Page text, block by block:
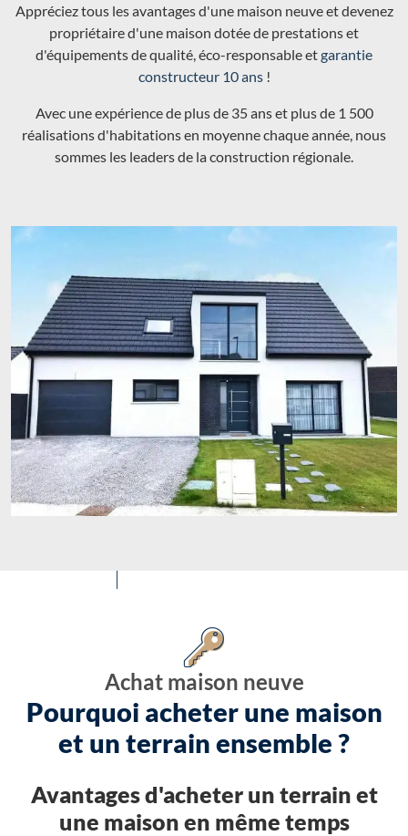
Appréciez tous les avantages d'une maison neuve et devenez
propriétaire d'une maison dotée de prestations et
d'équipements de qualité, éco-responsable etgarantie
constructeur 10 ans!
Avec une expérience de plus de 35 ans et plus de 1 500
réalisations d'habitations en moyenne chaque année, nous
sommes les leaders de la construction régionale.
Achat maison neuve
Pourquoi acheter une maison
et un terrain ensemble ?
Avantages d'acheter un terrain et
une maison en même temps